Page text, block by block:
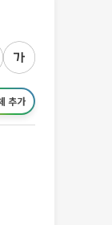
추가